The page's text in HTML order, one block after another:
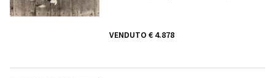
VENDUTO € 4.878